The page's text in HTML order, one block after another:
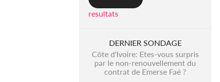
resultats
DERNIER SONDAGE
Côte d'Ivoire: Etes-vous surpris
par le non-renouvellement du
contrat de Emerse Faé ?